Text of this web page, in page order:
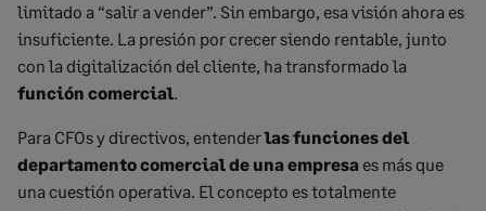
limitado a “salir a vender”. Sin embargo, esa visión ahora es
insuficiente. La presión por crecer siendo rentable, junto
con la digitalización del cliente, ha transformado la
función comercial.
Para CFOs y directivos, entenderlas funciones del
departamento comercial de una empresa es más que
una cuestión operativa. El concepto es totalmente